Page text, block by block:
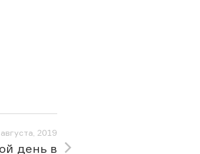
2019
день в